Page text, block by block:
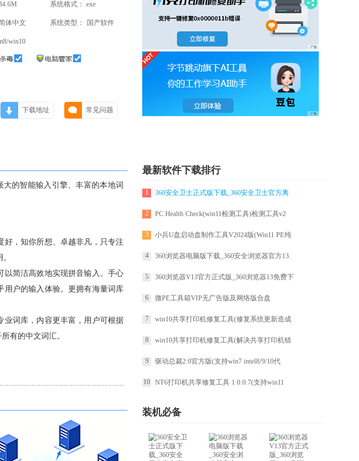
最新软件下载排行
1 360安全卫士正式版下载_360安全卫士官方离
2 PC Health Check(win11检测工具)检测工具v2
3 小兵U盘启动盘制作工具V2024版(Win11 PE纯
4 360浏览器电脑版下载_360安全浏览器官方13.
5 360浏览器V13官方正式版_360浏览器13免费下
6 微PE工具箱VIP无广告版及网络版合盘
7 win10共享打印机修复工具(修复系统更新造成
8 win10共享打印机修复工具(解决共享打印机错
9 驱动总裁2.0官方版(支持win7 intel8/9/10代
10 NT6打印机共享修复工具 1.0.0.7(支持win11
装机必备
系统格式： .exe
体中文 系统类型： 国产软件
win10
下载地址 常见问题
的智能输入引擎、丰富的本地词
，知你所想、卓越非凡，只专注
简洁高效地实现拼音输入。手心
用户的输入体验。更拥有海量词库
词库，内容更丰富，用户可根据
有的中文词汇。